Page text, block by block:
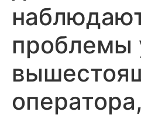
проблемы
оператора,